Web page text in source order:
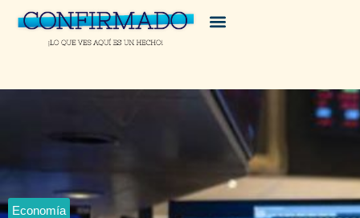
Economía